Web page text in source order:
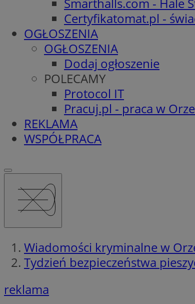
Certyfikatomat.pl -
OGŁOSZENIA
OGŁOSZENIA
Dodaj ogłoszenie
POLECAMY
Protocol IT
Pracuj.pl - praca w
REKLAMA
WSPÓŁPRACA
Wiadomości kryminalne w
Tydzień bezpieczeństwa
reklama